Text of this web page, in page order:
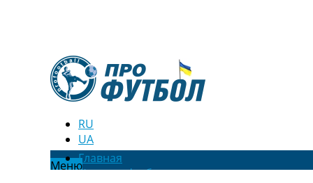
RU
UA
МенюГлавная
Новости футбола